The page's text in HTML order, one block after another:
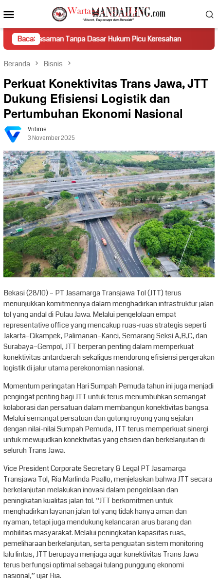
ke
kontenMobile
Baca:
Tanpa Dasar Hukum Picu Keresahan Truk Miring
Beranda Bisnis
Perkuat Konektivitas Trans Jawa, JTT
Dukung Efisiensi Logistik dan
Pertumbuhan Ekonomi Nasional
Vritime
3 November 2025
Bekasi (28/10) – PT Jasamarga Transjawa Tol (JTT) terus
menunjukkan komitmennya dalam menghadirkan infrastruktur jalan
tol yang andal di Pulau Jawa. Melalui pengelolaan empat
representative office yang mencakup ruas-ruas strategis seperti
Jakarta–Cikampek, Palimanan–Kanci, Semarang Seksi A,B,C, dan
Surabaya–Gempol, JTT berperan penting dalam memperkuat
konektivitas antardaerah sekaligus mendorong efisiensi pergerakan
logistik di jalur utama perekonomian nasional.
Momentum peringatan Hari Sumpah Pemuda tahun ini juga menjadi
pengingat penting bagi JTT untuk terus menumbuhkan semangat
kolaborasi dan persatuan dalam membangun konektivitas bangsa.
Melalui semangat persatuan dan gotong royong yang sejalan
dengan nilai-nilai Sumpah Pemuda, JTT terus memperkuat sinergi
untuk mewujudkan konektivitas yang efisien dan berkelanjutan di
seluruh Trans Jawa.
Vice President Corporate Secretary & Legal PT Jasamarga
Transjawa Tol, Ria Marlinda Paallo, menjelaskan bahwa JTT secara
berkelanjutan melakukan inovasi dalam pengelolaan dan
peningkatan kualitas jalan tol. “JTT berkomitmen untuk
menghadirkan layanan jalan tol yang tidak hanya aman dan
nyaman, tetapi juga mendukung kelancaran arus barang dan
mobilitas masyarakat. Melalui peningkatan kapasitas ruas,
pemeliharaan berkelanjutan, serta penguatan sistem monitoring
lalu lintas, JTT berupaya menjaga agar konektivitas Trans Jawa
terus berfungsi optimal sebagai tulang punggung ekonomi
nasional,” ujar Ria.